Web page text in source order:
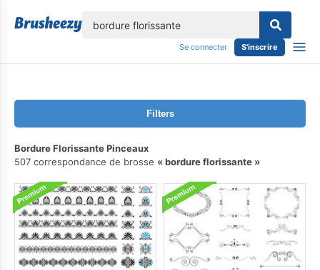
Se connecter S'inscrire
Filters
Bordure Florissante Pinceaux
507 correspondance de brosse
bordure florissante